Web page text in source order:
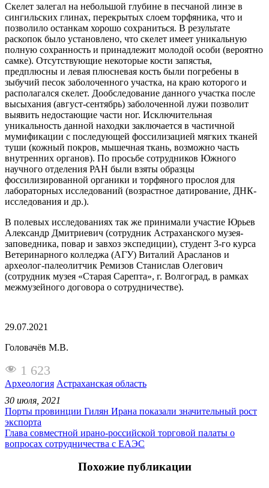
Скелет залегал на небольшой глубине в песчаной линзе в
сингильских глинах, перекрытых слоем торфяника, что и
позволило останкам хорошо сохраниться. В результате
раскопок было установлено, что скелет имеет уникальную
полную сохранность и принадлежит молодой особи (вероятно
самке). Отсутствующие некоторые кости запястья,
предплюсны и левая плюсневая кость были погребены в
зыбучий песок заболоченного участка, на краю которого и
располагался скелет. Дообследование данного участка после
высыхания (август-сентябрь) заболоченной лужи позволит
выявить недостающие части ног. Исключительная
уникальность данной находки заключается в частичной
мумификации с последующей фоссилизацией мягких тканей
туши (кожный покров, мышечная ткань, возможно часть
внутренних органов). По просьбе сотрудников Южного
научного отделения РАН были взяты образцы
фоссилизированной органики и торфяного прослоя для
лабораторных исследований (возрастное датирование, ДНК-
исследования и др.).
В полевых исследованиях так же принимали участие Юрьев
Александр Дмитриевич (сотрудник Астраханского музея-
заповедника, повар и завхоз экспедиции), студент 3-го курса
Ветеринарного колледжа (АГУ) Виталий Арасланов и
археолог-палеолитчик Ремизов Станислав Олегович
(сотрудник музея «Старая Сарепта», г. Волгоград, в рамках
межмузейного договора о сотрудничестве).
29.07.2021
Головачёв М.В.
1 623
Археология Астраханская область
30 июля, 2021
Порты провинции Гилян Ирана показали значительный рост
экспорта
Глава совместной ирано-российской торговой палаты о
вопросах сотрудничества с ЕАЭС
Похожие публикации